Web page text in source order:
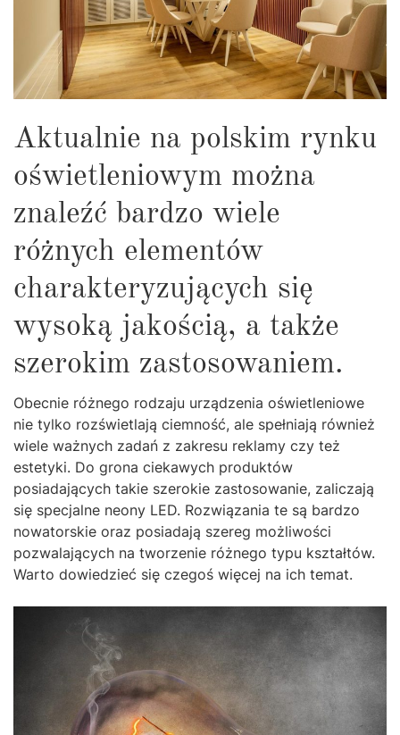
Aktualnie na polskim rynku
oświetleniowym można
znaleźć bardzo wiele
różnych elementów
charakteryzujących się
wysoką jakością, a także
szerokim zastosowaniem.
Obecnie różnego rodzaju urządzenia oświetleniowe
nie tylko rozświetlają ciemność, ale spełniają również
wiele ważnych zadań z zakresu reklamy czy też
estetyki. Do grona ciekawych produktów
posiadających takie szerokie zastosowanie, zaliczają
się specjalne neony LED. Rozwiązania te są bardzo
nowatorskie oraz posiadają szereg możliwości
pozwalających na tworzenie różnego typu kształtów.
Warto dowiedzieć się czegoś więcej na ich temat.